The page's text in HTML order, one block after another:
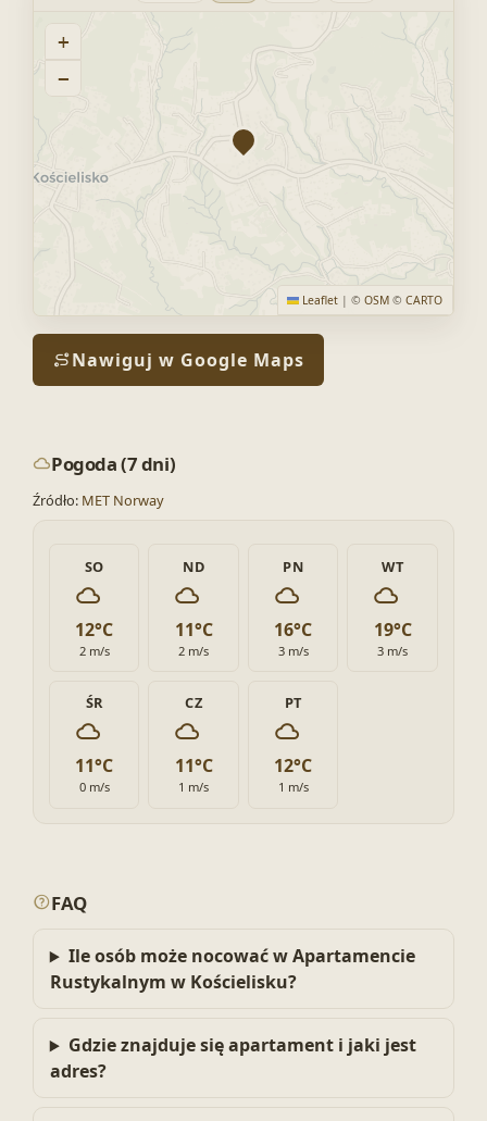
+
−
Leaflet | © OSM© CARTO
Nawiguj w Google Maps
Pogoda (7 dni)
Źródło: MET Norway
SO
12°C
2 m/s
ND
11°C
2 m/s
PN
16°C
3 m/s
WT
19°C
3 m/s
ŚR
11°C
0 m/s
CZ
11°C
1 m/s
PT
12°C
1 m/s
FAQ
Ile osób może nocować w Apartamencie
Rustykalnym w Kościelisku?
Gdzie znajduje się apartament i jaki jest
adres?